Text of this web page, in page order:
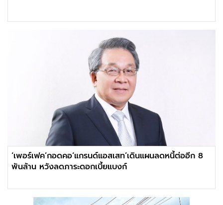
‘เพอร์เฟค’กอดคอ‘แกรนด์แอสเสท’เดินแผนลดหนี้ต่ออีก 8
พันล้าน หวังลดภาระดอกเบี้ยแบงก์